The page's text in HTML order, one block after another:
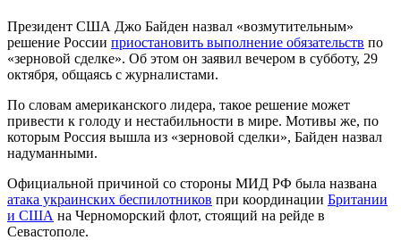
Президент США Джо Байден назвал «возмутительным»
решение России приостановить выполнение обязательств по
«зерновой сделке». Об этом он заявил вечером в субботу, 29
октября, общаясь с журналистами.
По словам американского лидера, такое решение может
привести к голоду и нестабильности в мире. Мотивы же, по
которым Россия вышла из «зерновой сделки», Байден назвал
надуманными.
Официальной причиной со стороны МИД РФ была названа
атака украинских беспилотников при координации Британии
и США на Черноморский флот, стоящий на рейде в
Севастополе.